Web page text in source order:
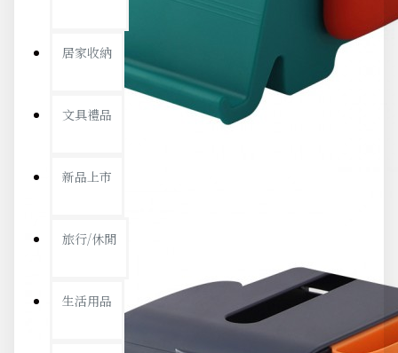
居家收納
文具禮品
新品上市
旅行/休閒
生活用品